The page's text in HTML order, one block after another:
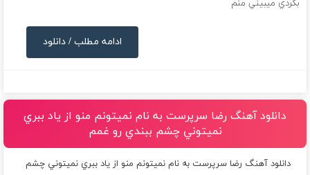
ادامه مطلب / دانلود
دانلود آهنگ رضا سرپرست به نام نميتونم منو از ياد ببري
نميتوني چشم ببندي رو غمم
دانلود آهنگ رضا سرپرست به نام نميتونم منو از ياد ببري نميتوني چشم